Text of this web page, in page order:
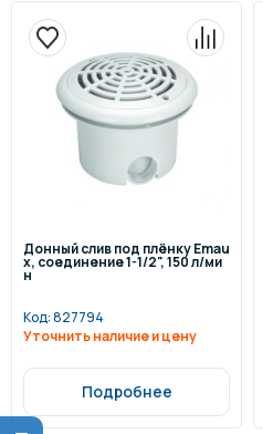
Донный слив под плёнку Emau
x, соединение 1-1/2", 150 л/ми
н
Код:827794
Уточнить наличие и цену
Подробнее